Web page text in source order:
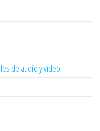
de audio y vídeo